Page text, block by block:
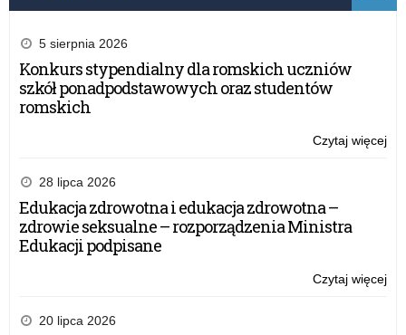
5 sierpnia 2026
Konkurs stypendialny dla romskich uczniów
szkół ponadpodstawowych oraz studentów
romskich
Czytaj więcej
28 lipca 2026
Edukacja zdrowotna i edukacja zdrowotna –
zdrowie seksualne – rozporządzenia Ministra
Edukacji podpisane
Czytaj więcej
20 lipca 2026